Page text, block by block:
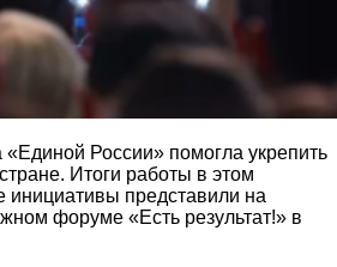
России» помогла укрепить
Итоги работы в этом
инициативы представили на
форуме «Есть результат!» в